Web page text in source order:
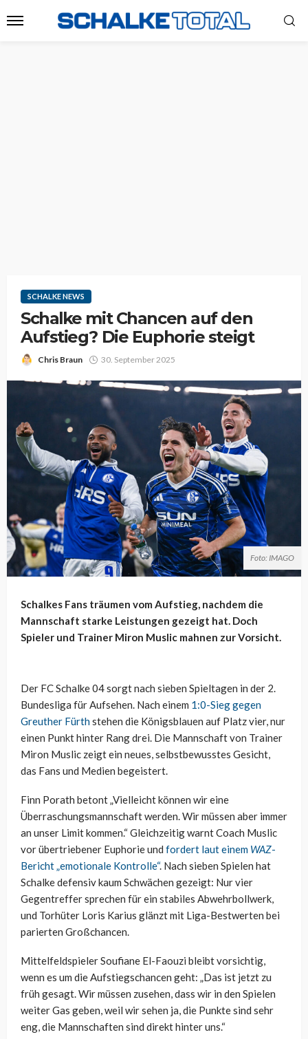
SCHALKE NEWS
Schalke mit Chancen auf den
Aufstieg? Die Euphorie steigt
Chris Braun 30. September 2025
Foto: IMAGO
Schalkes Fans träumen vom Aufstieg, nachdem die
Mannschaft starke Leistungen gezeigt hat. Doch
Spieler und Trainer Miron Muslic mahnen zur Vorsicht.
Der FC Schalke 04 sorgt nach sieben Spieltagen in der 2.
Bundesliga für Aufsehen. Nach einem 1:0-Sieg gegen
Greuther Fürthstehen die Königsblauen auf Platz vier, nur
einen Punkt hinter Rang drei. Die Mannschaft von Trainer
Miron Muslic zeigt ein neues, selbstbewusstes Gesicht,
das Fans und Medien begeistert.
Finn Porath betont „Vielleicht können wir eine
Überraschungsmannschaft werden. Wir müssen aber immer
an unser Limit kommen.“ Gleichzeitig warnt Coach Muslic
vor übertriebener Euphorie und fordert laut einem WAZ-
Bericht „emotionale Kontrolle“. Nach sieben Spielen hat
Schalke defensiv kaum Schwächen gezeigt: Nur vier
Gegentreffer sprechen für ein stabiles Abwehrbollwerk,
und Torhüter Loris Karius glänzt mit Liga-Bestwerten bei
parierten Großchancen.
Mittelfeldspieler Soufiane El-Faouzi bleibt vorsichtig,
wenn es um die Aufstiegschancen geht: „Das ist jetzt zu
früh gesagt. Wir müssen zusehen, dass wir in den Spielen
weiter Gas geben, weil wir sehen ja, die Punkte sind sehr
eng, die Mannschaften sind direkt hinter uns.“